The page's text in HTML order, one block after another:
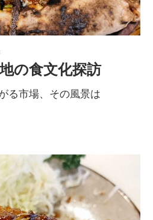
の食文化探訪
る市場、その風景は